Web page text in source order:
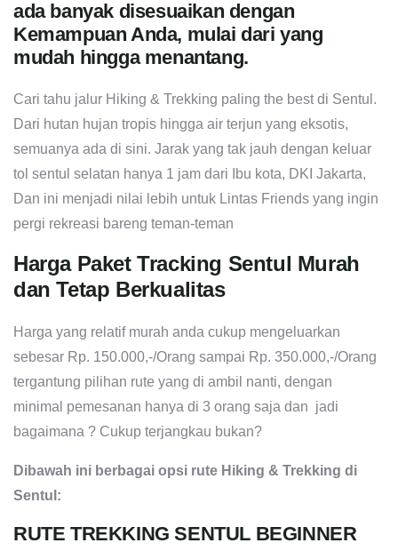
ada banyak disesuaikan dengan
Kemampuan Anda, mulai dari yang
mudah hingga menantang.
Cari tahu jalur Hiking & Trekking paling the best di Sentul.
Dari hutan hujan tropis hingga air terjun yang eksotis,
semuanya ada di sini. Jarak yang tak jauh dengan keluar
tol sentul selatan hanya 1 jam dari Ibu kota, DKI Jakarta,
Dan ini menjadi nilai lebih untuk Lintas Friends yang ingin
pergi rekreasi bareng teman-teman
Harga Paket Tracking Sentul Murah
dan Tetap Berkualitas
Harga yang relatif murah anda cukup mengeluarkan
sebesar Rp. 150.000,-/Orang sampai Rp. 350.000,-/Orang
tergantung pilihan rute yang di ambil nanti, dengan
minimal pemesanan hanya di 3 orang saja dan jadi
bagaimana ? Cukup terjangkau bukan?
Dibawah ini berbagai opsi rute Hiking & Trekking di
Sentul:
RUTE TREKKING SENTUL BEGINNER